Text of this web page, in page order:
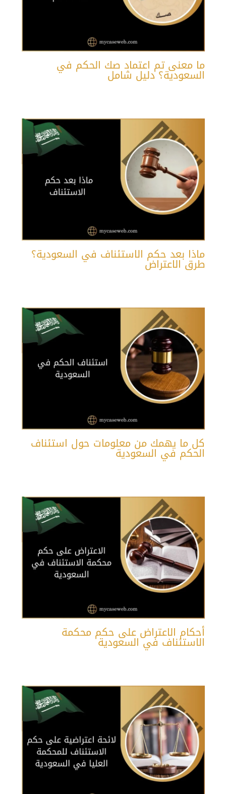
ما معنى تم اعتماد صك الحكم في
السعودية؟ دليل شامل
ماذا بعد حكم الاستئناف في السعودية؟
طرق الاعتراض
كل ما يهمك من معلومات حول استئناف
الحكم في السعودية
أحكام الاعتراض على حكم محكمة
الاستئناف في السعودية